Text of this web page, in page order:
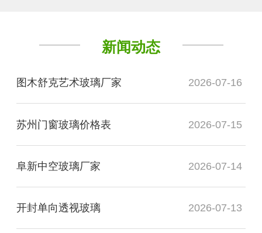
新闻动态
图木舒克艺术玻璃厂家 2026-07-16
苏州门窗玻璃价格表 2026-07-15
阜新中空玻璃厂家 2026-07-14
开封单向透视玻璃 2026-07-13